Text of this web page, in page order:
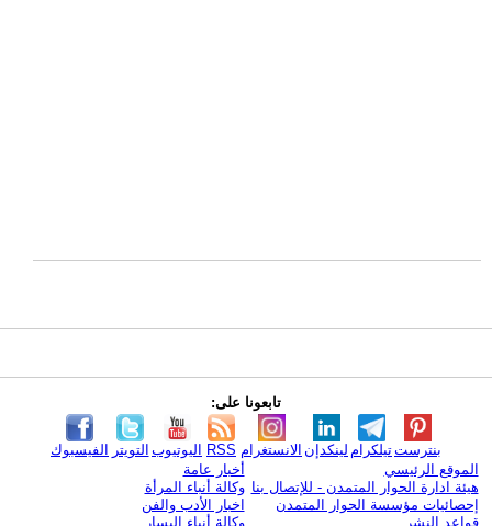
تابعونا على:
الفيسبوك التويتر اليوتيوب RSS الانستغرام لينكدإن تيلكرامبنترست
الموقع الرئيسي
هيئة ادارة الحوار المتمدن - للإتصال بنا
إحصائيات مؤسسة الحوار المتمدن
قواعد النشر
أخبار عامة
وكالة أنباء المرأة
اخبار الأدب والفن
وكالة أنباء اليسار